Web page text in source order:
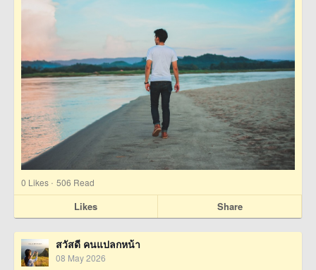
0 Likes · 506 Read
Likes Share
สวัสดี คนแปลกหน้า
08 May 2026